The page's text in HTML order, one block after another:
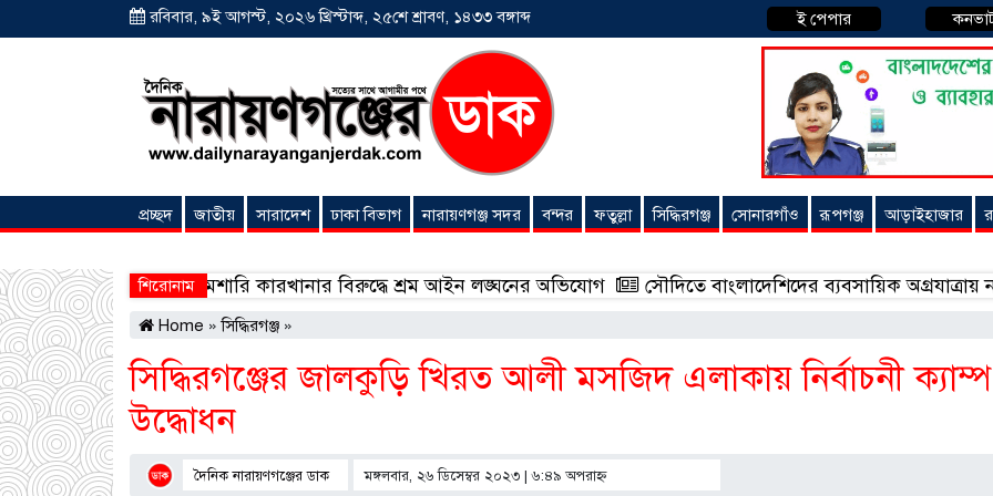
রবিবার, ৯ই আগস্ট, ২০২৬ খ্রিস্টাব্দ, ২৫শে শ্রাবণ, ১৪৩৩ বঙ্গাব্দ ই পেপার
প্রচ্ছদ জাতীয় সারাদেশ ঢাকা বিভাগ নারায়ণগঞ্জ সদর বন্দর ফতুল্লা সিদ্ধিরগঞ্জ সোনারগাঁও রূপগঞ্জ আড়াইহাজার
শিরোনাম
বোনাফাইড মশারি কারখানার বিরুদ্ধে শ্রম আইন লঙ্ঘনের অভিযোগ সৌদিতে বাংলাদেশিদের ব্যবসায়িক অগ্রযাত্রায় নতুন
Home »সিদ্ধিরগঞ্জ »
সিদ্ধিরগঞ্জের জালকুড়ি খিরত আলী মসজিদ এলাকায় নির্বাচনী ক্যাম্প
উদ্ধোধন
দৈনিক নারায়ণগঞ্জের ডাক মঙ্গলবার, ২৬ ডিসেম্বর ২০২৩ | ৬:৪৯ অপরাহ্ণ